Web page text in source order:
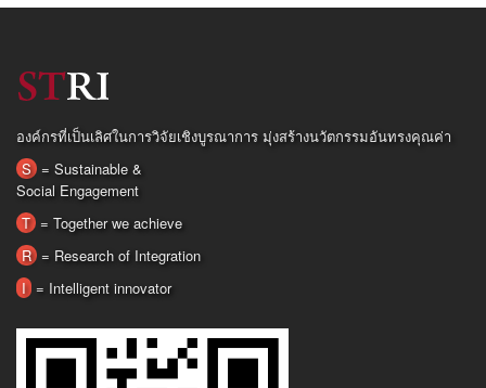
องค์กรที่เป็นเลิศในการวิจัยเชิงบูรณาการ มุ่งสร้างนวัตกรรมอันทรงคุณค่า
S = Sustainable &
Social Engagement
T = Together we achieve
R = Research of Integration
I = Intelligent innovator